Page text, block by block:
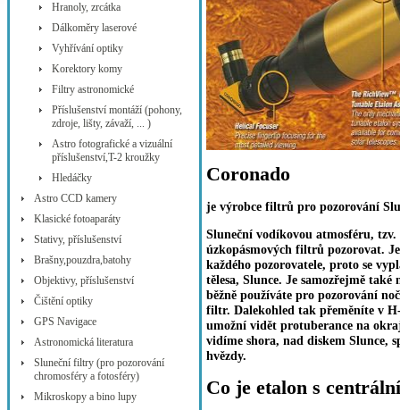
Hranoly, zrcátka
Dálkoměry laserové
Vyhřívání optiky
Korektory komy
Filtry astronomické
Příslušenství montáží (pohony,
zdroje, lišty, závaží, ... )
Astro fotografické a vizuální
příslušenství,T-2 kroužky
Hledáčky
Astro CCD kamery
Klasické fotoaparáty
Stativy, příslušenství
Brašny,pouzdra,batohy
Objektivy, příslušenství
Čištění optiky
GPS Navigace
Astronomická literatura
Sluneční filtry (pro pozorování
chromosféry a fotosféry)
Mikroskopy a bino lupy
Coronado
je výrobce filtrů pro pozorování
Sluneční vodíkovou atmosféru,
úzkopásmových filtrů pozorovat.
každého pozorovatele, proto se
tělesa, Slunce. Je samozřejmě
běžně používáte pro pozorování
filtr. Dalekohled tak přeměníte v
umožní vidět protuberance na
vidíme shora, nad diskem Slunce,
hvězdy.
Co je etalon s